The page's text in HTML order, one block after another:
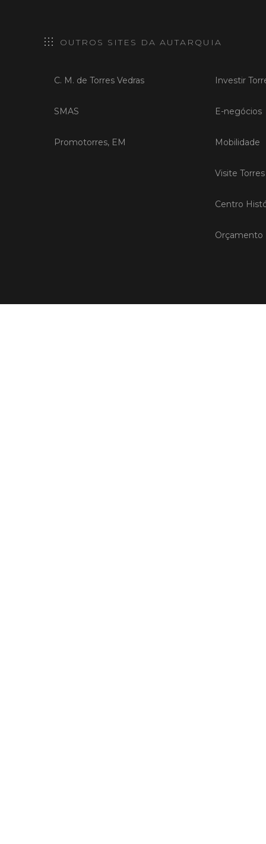
OUTROS SITES DA AUTARQUIA
C. M. de Torres Vedras
SMAS
Promotorres, EM
Investir
E-negócios
Mobilidade
Visite
Centro
Orçamento